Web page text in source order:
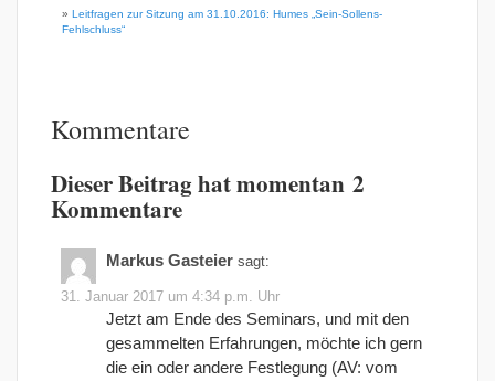
» Leitfragen zur Sitzung am 31.10.2016: Humes „Sein-Sollens-
Fehlschluss“
Kommentare
Dieser Beitrag hat momentan 2
Kommentare
Markus Gasteier sagt:
31. Januar 2017 um 4:34 p.m. Uhr
Jetzt am Ende des Seminars, und mit den
gesammelten Erfahrungen, möchte ich gern
die ein oder andere Festlegung (AV: vom